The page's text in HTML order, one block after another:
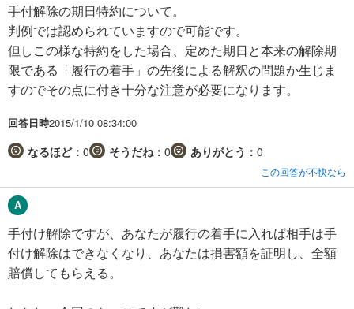
手付解除の期日特約について。
判例では認められていますので可能です。
但しこの様な特約をした場合、定めた期日と本来の解除期
限である「履行の着手」の先後による解釈の問題か生じま
すのでその点に付き十分な注意が必要になります。
回答日時2015/1/10 08:34:00
なるほど： 0 そうだね： 0 ありがとう： 0
この回答が不快なら
手付け解除ですが、あなたが履行の着手に入れば相手は手
付け解除はできなくなり、あなたは損害額を証明し、全額
賠償してもらえる。